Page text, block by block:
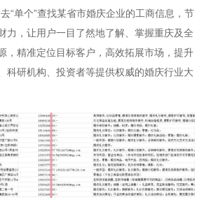
“单个”查找某省市婚庆企业的工商信息，节
力，让用户一目了然地了解、掌握重庆及全
，精准定位目标客户，高效拓展市场，提升
科研机构、投资者等提供权威的婚庆行业大